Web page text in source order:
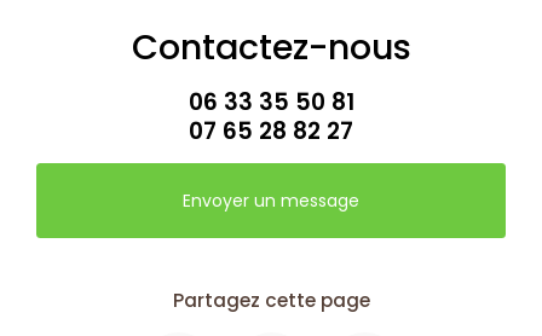
Contactez-nous
06 33 35 50 81
07 65 28 82 27
Envoyer un message
Partagez cette page